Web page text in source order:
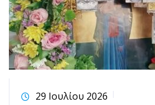
29 Ιουλίου 2026